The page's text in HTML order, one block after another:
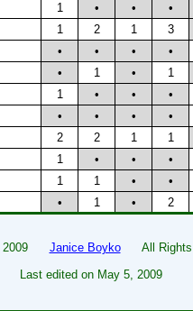
1 • •
•
1 2 1
3
• • •
•
• 1 •
1
1 • •
•
• • •
•
2 2 1
1
1 • •
•
1 1 •
•
• 1 • 2
2009 Janice BoykoAll Rights
Last edited on May 5, 2009